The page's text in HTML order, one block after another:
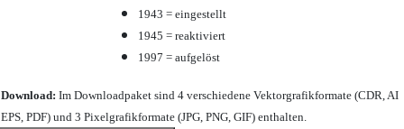
1943 = eingestellt
1945 = reaktiviert
1997 = aufgelöst
Download: Im Downloadpaket sind 4 verschiedene Vektorgrafikformate (CDR, AI
EPS, PDF) und 3 Pixelgrafikformate (JPG, PNG, GIF) enthalten.